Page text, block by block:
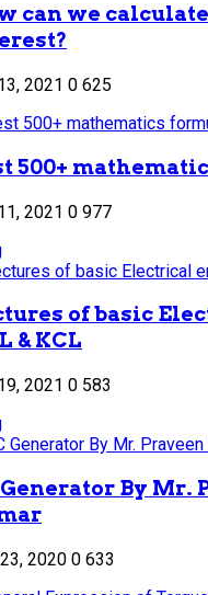
can we
2021 0 625
500+
2021 0 977
of basic
& KCL
2021 0 583
Generator By Mr.
2020 0 633